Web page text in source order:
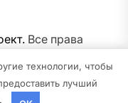
Все права
технологии, чтобы
лучший